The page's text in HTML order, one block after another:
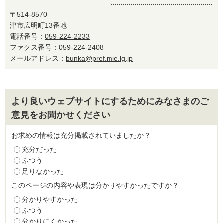
〒514-8570
津市広明町13番地
電話番号： 059-224-2233
ファクス番号：059-224-2408
メールアドレス： bunka@pref.mie.lg.jp
より良いウェブサイトにするためにみなさまのご
意見をお聞かせください
お求めの情報は充分掲載されていましたか？
充分だった
ふつう
足りなかった
このページの内容や表現は分かりやすかったですか？
分かりやすかった
ふつう
分かりにくかった